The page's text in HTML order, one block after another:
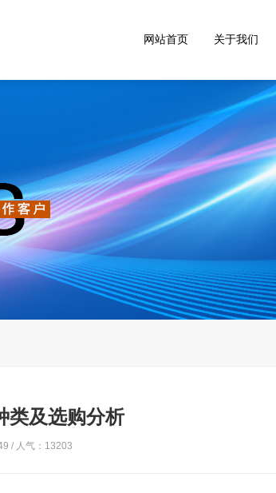
网站首页 关于我们
类及选购分析
/ 人气：13203